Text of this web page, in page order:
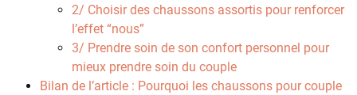
2/ Choisir des chaussons assortis pour renforcer
l’effet “nous”
3/ Prendre soin de son confort personnel pour
mieux prendre soin du couple
Bilan de l’article : Pourquoi les chaussons pour couple